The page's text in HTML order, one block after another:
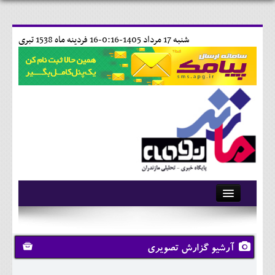
16 فردينه ماه 1538 تبری شنبه 17 مرداد 1405-0:16-
آرشیو
تماس با ما
وبلاگ
آرشیو گزارش تصویری